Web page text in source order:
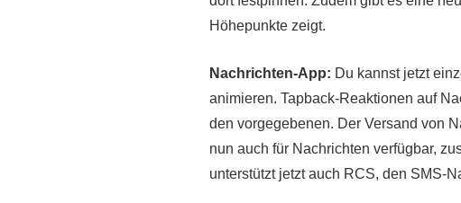
Höhepunkte zeigt.
Nachrichten-App: Du kannst jetzt
animieren. Tapback-Reaktionen auf
den vorgegebenen. Der Versand von
nun auch für Nachrichten verfügbar,
unterstützt jetzt auch RCS, den SMS-